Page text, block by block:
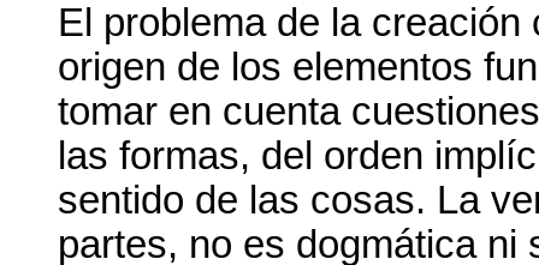
El problema de la
origen de los elementos
tomar en cuenta
las formas, del orden
sentido de las cosas. La
partes, no es dogmática ni